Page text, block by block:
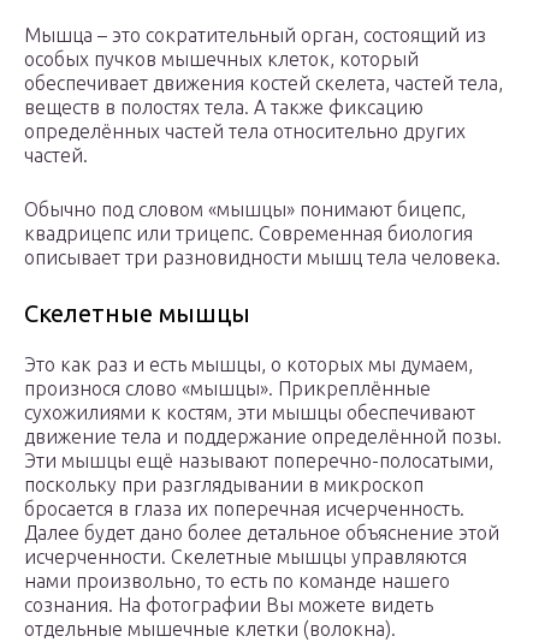
Мышца – это сократительный орган, состоящий из
особых пучков мышечных клеток, который
обеспечивает движения костей скелета, частей тела,
веществ в полостях тела. А также фиксацию
определённых частей тела относительно других
частей.
Обычно под словом «мышцы» понимают бицепс,
квадрицепс или трицепс. Современная биология
описывает три разновидности мышц тела человека.
Скелетные мышцы
Это как раз и есть мышцы, о которых мы думаем,
произнося слово «мышцы». Прикреплённые
сухожилиями к костям, эти мышцы обеспечивают
движение тела и поддержание определённой позы.
Эти мышцы ещё называют поперечно-полосатыми,
поскольку при разглядывании в микроскоп
бросается в глаза их поперечная исчерченность.
Далее будет дано более детальное объяснение этой
исчерченности. Скелетные мышцы управляются
нами произвольно, то есть по команде нашего
сознания. На фотографии Вы можете видеть
отдельные мышечные клетки (волокна).